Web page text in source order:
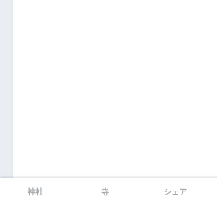
神社 寺 シェア